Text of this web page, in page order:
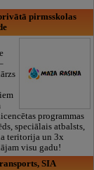
pirmsskolas
programmas
speciālais atbalsts,
teritorija un 3x
visu gadu!
SIA